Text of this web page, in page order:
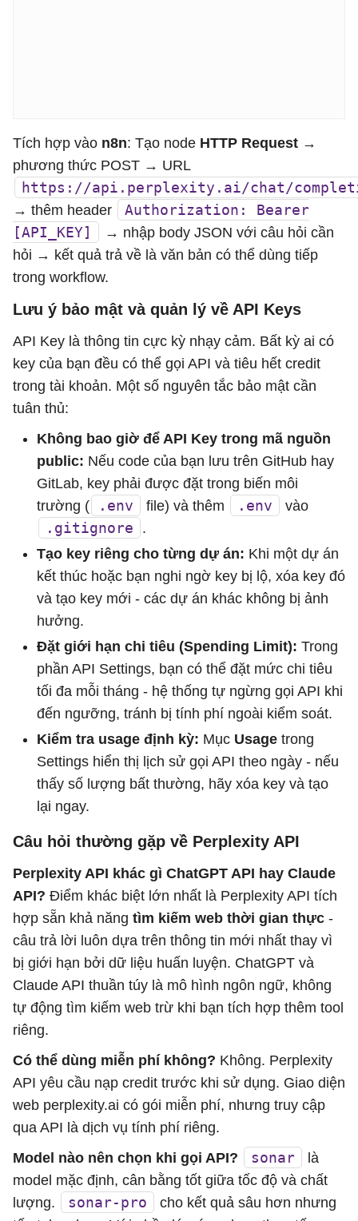
Tích hợp vào n8n: Tạo node HTTP Request →
phương thức POST → URL
https://api.perplexity.ai/chat/
→ thêm header
Authorization: Bearer
[API_KEY]
→ nhập body JSON với câu hỏi cần
hỏi → kết quả trả về là văn bản có thể dùng tiếp
trong workflow.
Lưu ý bảo mật và quản lý về API Keys
API Key là thông tin cực kỳ nhạy cảm. Bất kỳ ai có
key của bạn đều có thể gọi API và tiêu hết credit
trong tài khoản. Một số nguyên tắc bảo mật cần
tuân thủ:
Không bao giờ để API Key trong mã nguồn
public: Nếu code của bạn lưu trên GitHub hay
GitLab, key phải được đặt trong biến môi
trường (
.env file) và thêm .env vào
.gitignore
.
Tạo key riêng cho từng dự án: Khi một dự án
kết thúc hoặc bạn nghi ngờ key bị lộ, xóa key đó
và tạo key mới - các dự án khác không bị ảnh
hưởng.
Đặt giới hạn chi tiêu (Spending Limit): Trong
phần API Settings, bạn có thể đặt mức chi tiêu
tối đa mỗi tháng - hệ thống tự ngừng gọi API khi
đến ngưỡng, tránh bị tính phí ngoài kiểm soát.
Kiểm tra usage định kỳ: Mục Usage trong
Settings hiển thị lịch sử gọi API theo ngày - nếu
thấy số lượng bất thường, hãy xóa key và tạo
lại ngay.
Câu hỏi thường gặp về Perplexity API
Perplexity API khác gì ChatGPT API hay Claude
API? Điểm khác biệt lớn nhất là Perplexity API tích
hợp sẵn khả năng tìm kiếm web thời gian thực -
câu trả lời luôn dựa trên thông tin mới nhất thay vì
bị giới hạn bởi dữ liệu huấn luyện. ChatGPT và
Claude API thuần túy là mô hình ngôn ngữ, không
tự động tìm kiếm web trừ khi bạn tích hợp thêm tool
riêng.
Có thể dùng miễn phí không? Không. Perplexity
API yêu cầu nạp credit trước khi sử dụng. Giao diện
web perplexity.ai có gói miễn phí, nhưng truy cập
qua API là dịch vụ tính phí riêng.
Model nào nên chọn khi gọi API?
sonar
là
model mặc định, cân bằng tốt giữa tốc độ và chất
lượng.
sonar-pro
cho kết quả sâu hơn nhưng